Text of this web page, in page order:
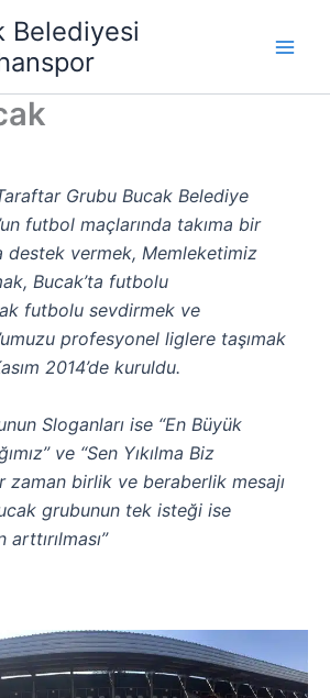
Belediyesi
Grubu Bucak Belediye
futbol maçlarında takıma bir
destek vermek, Memleketimiz
Bucak’ta futbolu
futbolu sevdirmek ve
profesyonel liglere taşımak
2014’de kuruldu.
Sloganları ise “En Büyük
ve “Sen Yıkılma Biz
zaman birlik ve beraberlik mesajı
grubunun tek isteği ise